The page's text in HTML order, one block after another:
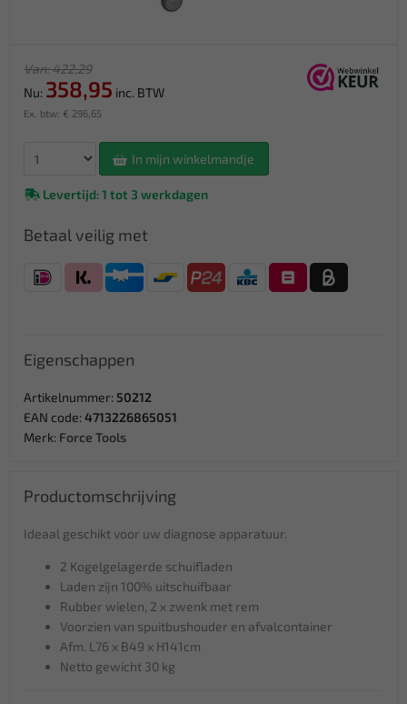
Van: 422,29
Nu: 358,95 inc. BTW
Ex. btw: € 296,65
In mijn winkelmandje
Levertijd: 1 tot 3 werkdagen
Betaal veilig met
Eigenschappen
Artikelnummer: 50212
EAN code: 4713226865051
Merk: Force Tools
Productomschrijving
Ideaal geschikt voor uw diagnose apparatuur.
2 Kogelgelagerde schuifladen
Laden zijn 100% uitschuifbaar
Rubber wielen, 2 x zwenk met rem
Voorzien van spuitbushouder en afvalcontainer
Afm. L76 x B49 x H141cm
Netto gewicht 30 kg